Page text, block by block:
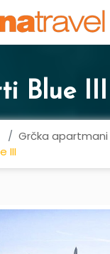
Blue
Grčka apartmani
III